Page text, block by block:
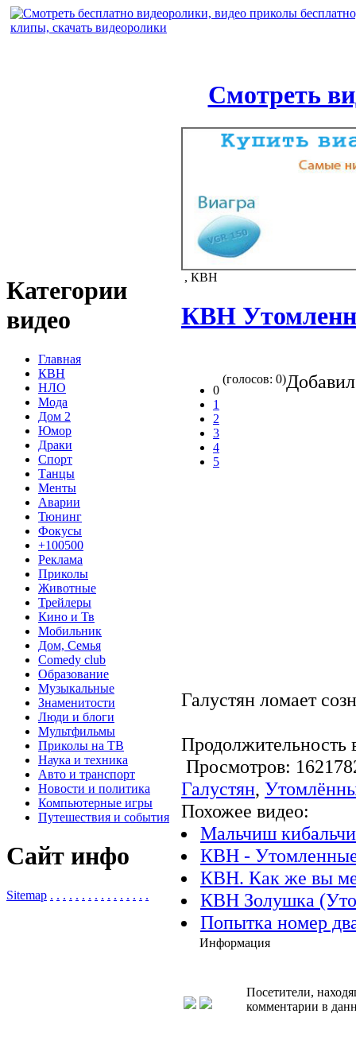
Смотреть
Категории
видео
Главная
КВН
НЛО
Мода
Дом 2
Юмор
Драки
Спорт
Танцы
Менты
Аварии
Тюнинг
Фокусы
+100500
Реклама
Приколы
Животные
Трейлеры
Кино и Тв
Мобильник
Дом, Семья
Comedy club
Образование
Музыкальные
Знаменитости
Люди и блоги
Мультфильмы
Приколы на ТВ
Наука и техника
Авто и транспорт
Новости и политика
Компьютерные игры
Путешествия и события
Сайт инфо
Sitemap . . . . . . . . . . . . . . . .
, КВН
КВН
0
1
2
3
4
5
(голосов: 0)
Галустян ломает
Продолжительность
Просмотров:
Галустян,
Похожее видео:
Мальчиш
КВН -
КВН. Как же вы
КВН Золушка
Попытка номер
Информация
Посетители,
комментарии в